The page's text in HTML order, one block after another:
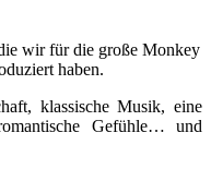
wir für die große Monkey
haben.
klassische Musik, eine
Gefühle… und